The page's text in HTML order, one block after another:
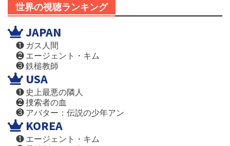
世界の視聴ランキング
JAPAN
❶ ガス人間
❷ エージェント・キム
❸ 鉄槌教師
USA
❶ 史上最悪の隣人
❷ 捜索者の血
❸ アバター：伝説の少年アン
KOREA
❶ エージェント・キム